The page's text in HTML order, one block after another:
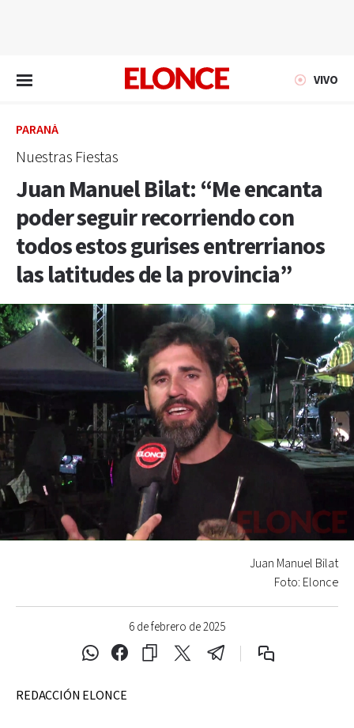
VIVO
PARANÁ
Nuestras Fiestas
Juan Manuel Bilat: “Me encanta
poder seguir recorriendo con
todos estos gurises entrerrianos
las latitudes de la provincia”
6 de febrero de 2025
Juan Manuel Bilat
Foto: Elonce
REDACCIÓN ELONCE